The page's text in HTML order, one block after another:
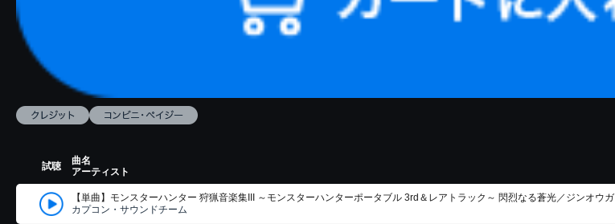
試聴
曲名
アーティスト
【単曲】モンスターハンター 狩猟音楽集III ～モンスターハンターポータブル 3rd＆レアトラック～ 閃烈なる蒼光／ジンオウガ
カプコン・サウンドチーム